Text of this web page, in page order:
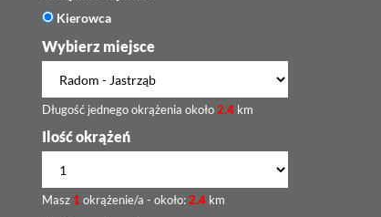
Kierowca
Wybierz miejsce
Długość jednego okrążenia około 2.4 km
Ilość okrążeń
Masz 1 okrążenie/a - około: 2.4 km